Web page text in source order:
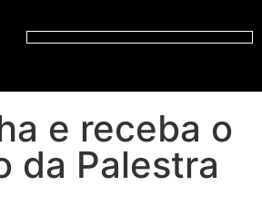
e receba o
da Palestra